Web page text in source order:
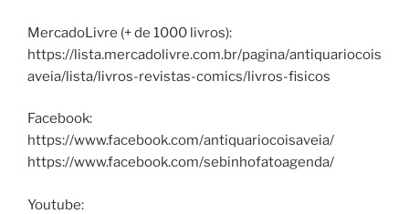
MercadoLivre (+ de 1000 livros):
https://lista.mercadolivre.com.br/pagina/antiquariocois
aveia/lista/livros-revistas-comics/livros-fisicos
Facebook:
https://www.facebook.com/antiquariocoisaveia/
https://www.facebook.com/sebinhofatoagenda/
Youtube: